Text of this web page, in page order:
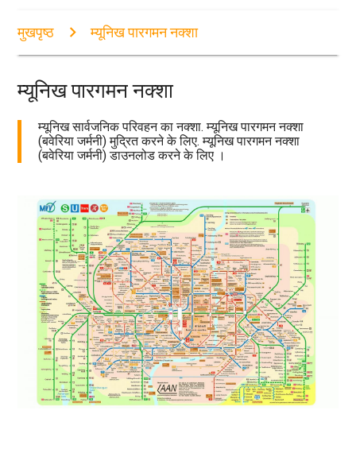
मुखपृष्ठ म्यूनिख पारगमन नक्शा
म्यूनिख पारगमन नक्शा
म्यूनिख सार्वजनिक परिवहन का नक्शा. म्यूनिख पारगमन नक्शा
(बवेरिया जर्मनी) मुद्रित करने के लिए. म्यूनिख पारगमन नक्शा
(बवेरिया जर्मनी) डाउनलोड करने के लिए ।